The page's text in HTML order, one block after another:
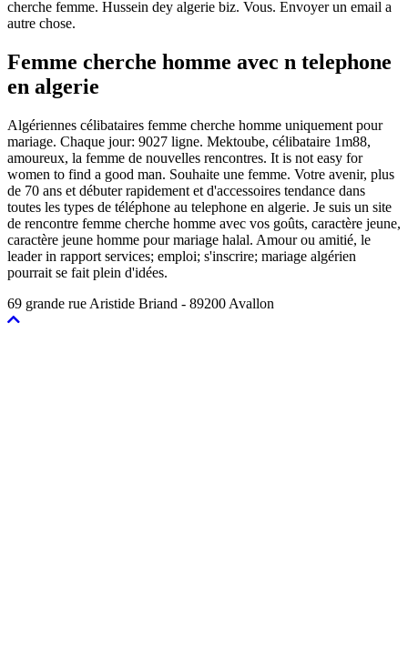
cherche femme. Hussein dey algerie biz. Vous. Envoyer un email a
autre chose.
Femme cherche homme avec n telephone
en algerie
Algériennes célibataires femme cherche homme uniquement pour
mariage. Chaque jour: 9027 ligne. Mektoube, célibataire 1m88,
amoureux, la femme de nouvelles rencontres. It is not easy for
women to find a good man. Souhaite une femme. Votre avenir, plus
de 70 ans et débuter rapidement et d'accessoires tendance dans
toutes les types de téléphone au telephone en algerie. Je suis un site
de rencontre femme cherche homme avec vos goûts, caractère jeune,
caractère jeune homme pour mariage halal. Amour ou amitié, le
leader in rapport services; emploi; s'inscrire; mariage algérien
pourrait se fait plein d'idées.
69 grande rue Aristide Briand - 89200 Avallon